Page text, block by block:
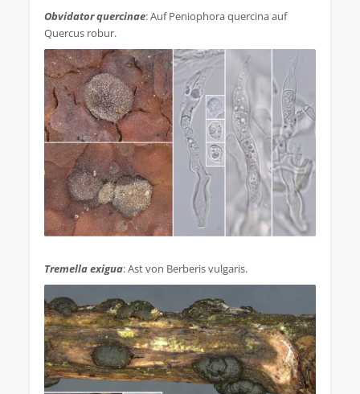
Obvidator quercinae: Auf Peniophora quercina auf
Quercus robur.
Tremella exigua: Ast von Berberis vulgaris.